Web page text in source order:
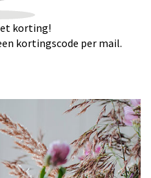
korting!
kortingscode per mail.